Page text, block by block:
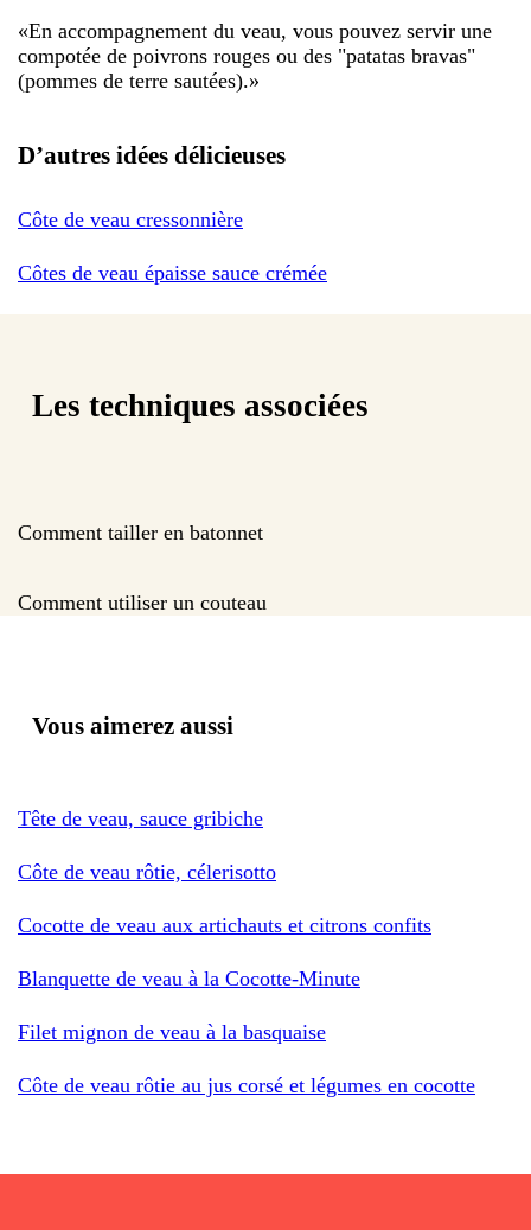
«En accompagnement du veau, vous pouvez servir une
compotée de poivrons rouges ou des "patatas bravas"
(pommes de terre sautées).»
D’autres idées délicieuses
Côte de veau cressonnière
Côtes de veau épaisse sauce crémée
Les techniques associées
Comment tailler en batonnet
Comment utiliser un couteau
Vous aimerez aussi
Tête de veau, sauce gribiche
Côte de veau rôtie, célerisotto
Cocotte de veau aux artichauts et citrons confits
Blanquette de veau à la Cocotte-Minute
Filet mignon de veau à la basquaise
Côte de veau rôtie au jus corsé et légumes en cocotte